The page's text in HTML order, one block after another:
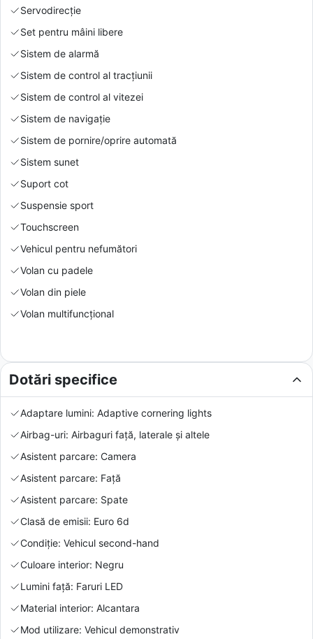
Servodirecție
Set pentru mâini libere
Sistem de alarmă
Sistem de control al tracțiunii
Sistem de control al vitezei
Sistem de navigație
Sistem de pornire/oprire automată
Sistem sunet
Suport cot
Suspensie sport
Touchscreen
Vehicul pentru nefumători
Volan cu padele
Volan din piele
Volan multifuncțional
Dotări specifice
Adaptare lumini: Adaptive cornering lights
Airbag-uri: Airbaguri față, laterale și altele
Asistent parcare: Camera
Asistent parcare: Față
Asistent parcare: Spate
Clasă de emisii: Euro 6d
Condiție: Vehicul second-hand
Culoare interior: Negru
Lumini față: Faruri LED
Material interior: Alcantara
Mod utilizare: Vehicul demonstrativ